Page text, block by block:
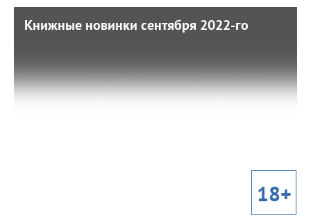
Книжные новинки сентября 2022-го
Книжные новинки сентября 2022-го
Сергея Лукьяненко, «Принципы изменения мирового
порядка» и послевоенные московские «Короли
городских окраин». Спешите прочесть!
18+